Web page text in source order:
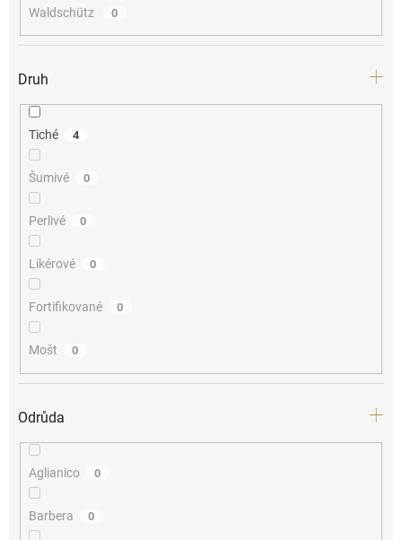
Waldschütz 0
Druh
Tiché 4
Šumivé 0
Perlivé 0
Likérové 0
Fortifikované 0
Mošt 0
Odrůda
Aglianico 0
Barbera 0